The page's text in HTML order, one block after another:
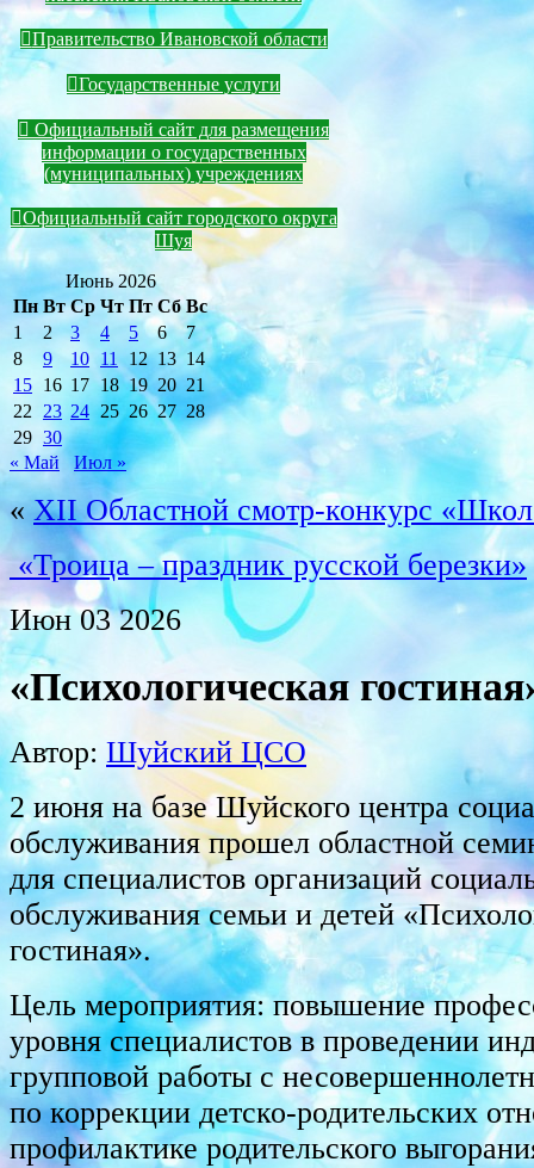
Правительство Ивановской области
Государственные услуги
Официальный сайт для размещения
информации о государственных
(муниципальных) учреждениях
Официальный сайт городского округа
Шуя
Июнь 2026
Пн Вт Ср Чт Пт Сб Вс
1
2 3 4 5 6
7
8
9 10 11 12 13 14
15 16 17 18 19 20 21
22
23 24 25 26 27 28
29 30
« Май
Июл »
«XII Областной смотр-конкурс «Школ
«Троица – праздник русской березки»
Июн 03 2026
«Психологическая
Автор: Шуйский ЦСО
2 июня на базе Шуйского центра
обслуживания прошел областной
для специалистов организаций
обслуживания семьи и детей
гостиная».
Цель мероприятия: повышение
уровня специалистов в проведении
групповой работы с
по коррекции детско-родительских
профилактике родительского